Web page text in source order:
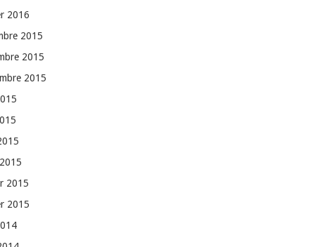
2016
2015
2015
2015
2015
2015